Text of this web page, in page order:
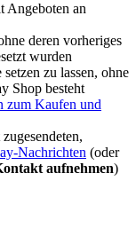
Angeboten an
deren vorheriges
wurden
zu lassen, ohne
Shop besteht
zum Kaufen und
Nachrichten (oder
aufnehmen)